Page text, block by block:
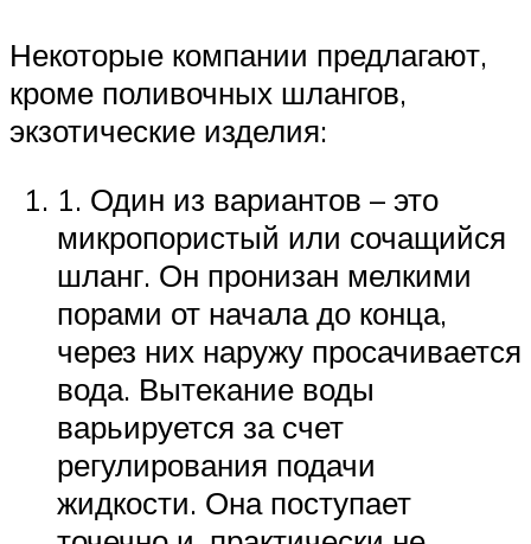
Некоторые компании предлагают,
кроме поливочных шлангов,
экзотические изделия:
1. Один из вариантов – это
микропористый или сочащийся
шланг. Он пронизан мелкими
порами от начала до конца,
через них наружу просачивается
вода. Вытекание воды
варьируется за счет
регулирования подачи
жидкости. Она поступает